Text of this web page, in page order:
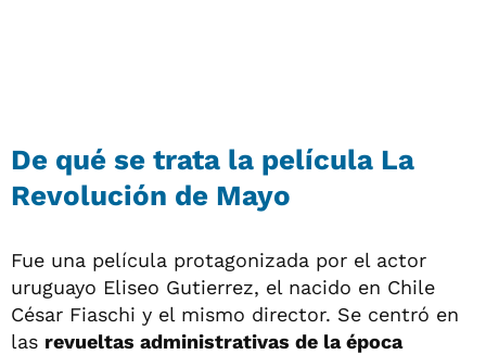
De qué se trata la película La
Revolución de Mayo
Fue una película protagonizada por el actor
uruguayo Eliseo Gutierrez, el nacido en Chile
César Fiaschi y el mismo director. Se centró en
las revueltas administrativas de la época